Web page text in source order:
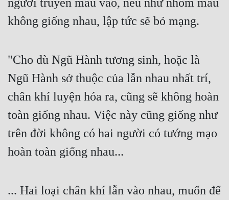
Truyện Dịch
Truyện ngắn
Xa Lộ Dịch
Cung Đấu
Cạnh Kỹ
Cổ Tiên Hiệp
người truyền máu vào, nếu như nhóm máu
không giống nhau, lập tức sẽ bỏ mạng.
"Cho dù Ngũ Hành tương sinh, hoặc là
Ngũ Hành sở thuộc của lẫn nhau nhất trí,
chân khí luyện hóa ra, cũng sẽ không hoàn
toàn giống nhau. Việc này cũng giống như
trên đời không có hai người có tướng mạo
hoàn toàn giống nhau...
... Hai loại chân khí lẫn vào nhau, muốn để